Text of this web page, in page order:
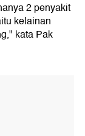
2 penyakit
kelainan
kata Pak